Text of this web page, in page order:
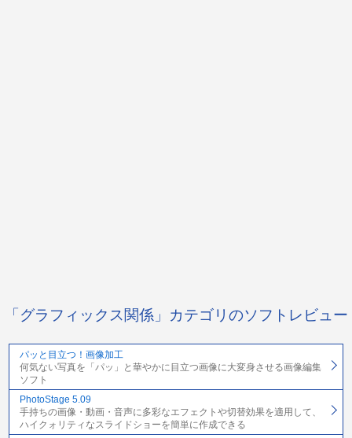
「グラフィックス関係」カテゴリのソフトレビュー
パッと目立つ！画像加工
何気ない写真を「パッ」と華やかに目立つ画像に大変身させる画像編集
ソフト
PhotoStage 5.09
手持ちの画像・動画・音声に多彩なエフェクトや切替効果を適用して、
ハイクォリティなスライドショーを簡単に作成できる